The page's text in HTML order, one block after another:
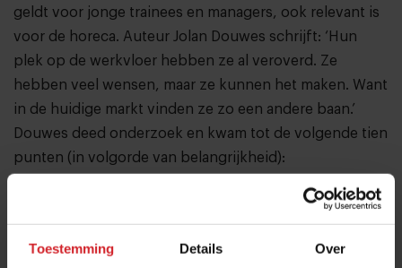
Toestemming Details Over
geldt voor jonge trainees en managers, ook relevant is
voor de horeca. Auteur Jolan Douwes schrijft: ‘Hun
plek op de werkvloer hebben ze al veroverd. Ze
hebben veel wensen, maar ze kunnen het maken. Want
in de huidige markt vinden ze zo een andere baan.’
Douwes deed onderzoek en kwam tot de volgende tien
punten (in volgorde van belangrijkheid):
Veel overleg, kort en informeel
Regelmatig feedback